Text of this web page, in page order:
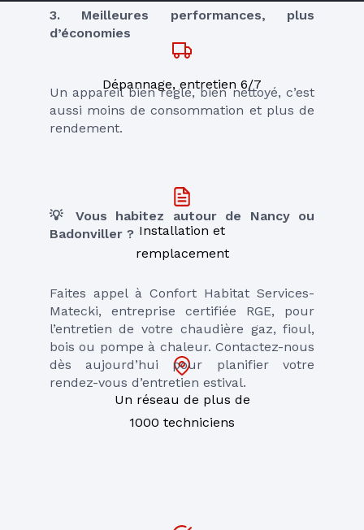
3. Meilleures performances, plus
d’économies
Un appareil bien réglé, bien nettoyé, c’est
aussi moins de consommation et plus de
rendement.
💡 Vous habitez autour de Nancy ou
Badonviller ?
Faites appel à Confort Habitat Services-
Matecki, entreprise certifiée RGE, pour
l’entretien de votre chaudière gaz, fioul,
bois ou pompe à chaleur. Contactez-nous
dès aujourd’hui pour planifier votre
rendez-vous d’entretien estival.
Dépannage, entretien 6/7
Installation et
remplacement
Un réseau de plus de
1000 techniciens